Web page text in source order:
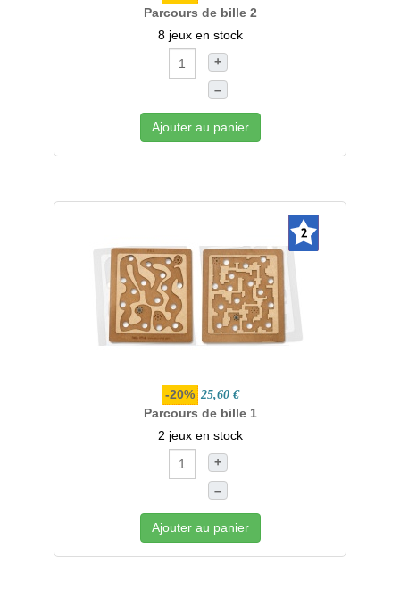
Parcours de bille 2
8 jeux en stock
+
–
Ajouter au panier
-20% 25,60 €
Parcours de bille 1
2 jeux en stock
+
–
Ajouter au panier